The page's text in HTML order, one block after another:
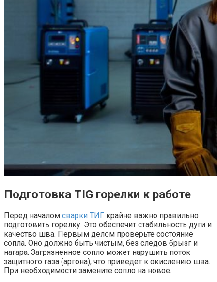
Подготовка TIG горелки к работе
Перед началом сварки ТИГ крайне важно правильно
подготовить горелку. Это обеспечит стабильность дуги и
качество шва. Первым делом проверьте состояние
сопла. Оно должно быть чистым, без следов брызг и
нагара. Загрязненное сопло может нарушить поток
защитного газа (аргона), что приведет к окислению шва.
При необходимости замените сопло на новое.